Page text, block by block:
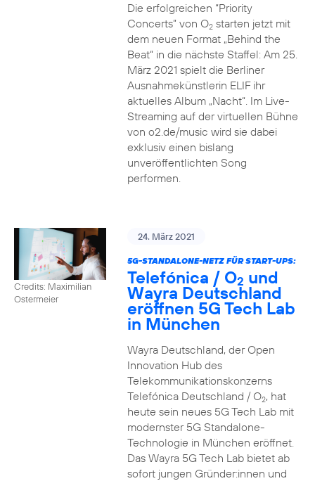
Die erfolgreichen “Priority
Concerts” von O2starten jetzt mit
dem neuen Format „Behind the
Beat“ in die nächste Staffel: Am 25.
März 2021 spielt die Berliner
Ausnahmekünstlerin ELIF ihr
aktuelles Album „Nacht“. Im Live-
Streaming auf der virtuellen Bühne
von o2.de/music wird sie dabei
exklusiv einen bislang
unveröffentlichten Song
performen.
Credits: Maximilian
Ostermeier
24. März 2021
5G-STANDALONE-NETZ FÜR START-UPS:
Telefónica / O2 und
Wayra Deutschland
eröffnen 5G Tech Lab
in München
Wayra Deutschland, der Open
Innovation Hub des
Telekommunikationskonzerns
Telefónica Deutschland / O2, hat
heute sein neues 5G Tech Lab mit
modernster 5G Standalone-
Technologie in München eröffnet.
Das Wayra 5G Tech Lab bietet ab
sofort jungen Gründer:innen und